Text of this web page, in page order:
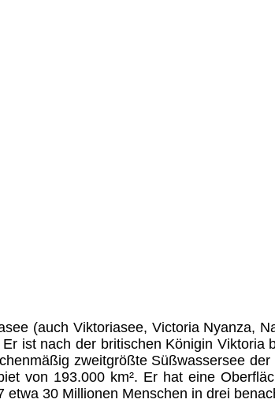
(auch Viktoriasee, Victoria Nyanza,
ist nach der britischen Königin
zweitgrößte Süßwassersee
von 193.000 km². Er hat eine
etwa 30 Millionen Menschen in drei